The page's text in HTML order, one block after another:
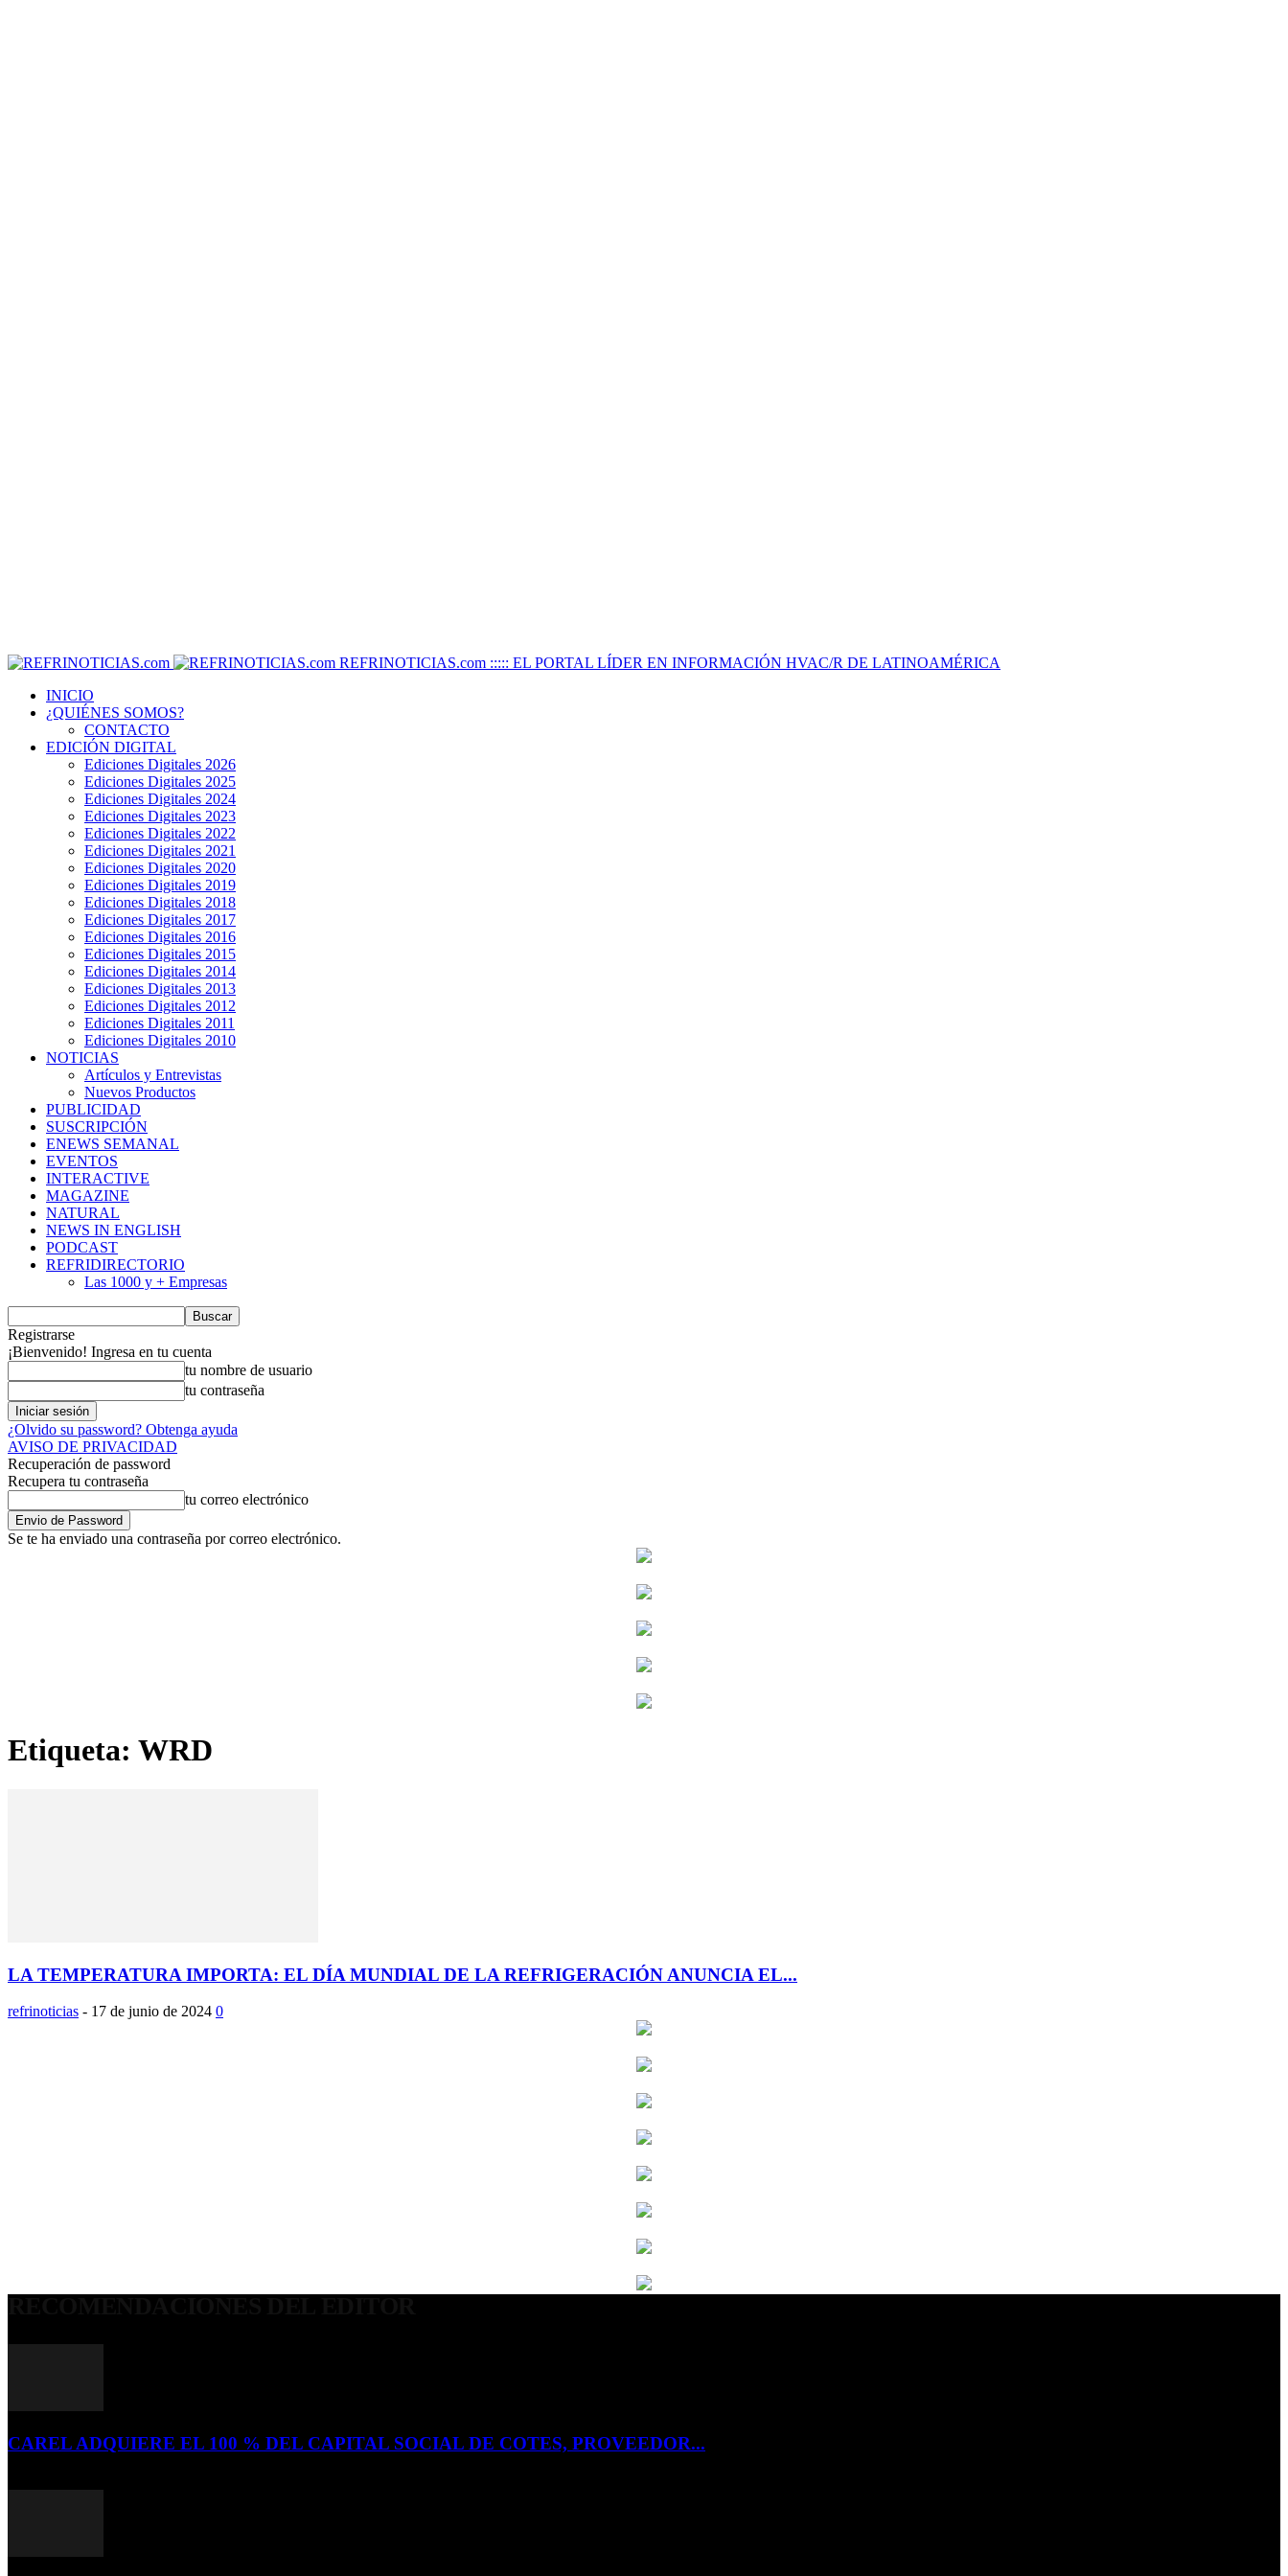
REFRINOTICIAS.com ::::: EL PORTAL LÍDER EN INFORMACIÓN HVAC/R DE LATINOAMÉRICA
INICIO
¿QUIÉNES SOMOS?
CONTACTO
EDICIÓN DIGITAL
Ediciones Digitales 2026
Ediciones Digitales 2025
Ediciones Digitales 2024
Ediciones Digitales 2023
Ediciones Digitales 2022
Ediciones Digitales 2021
Ediciones Digitales 2020
Ediciones Digitales 2019
Ediciones Digitales 2018
Ediciones Digitales 2017
Ediciones Digitales 2016
Ediciones Digitales 2015
Ediciones Digitales 2014
Ediciones Digitales 2013
Ediciones Digitales 2012
Ediciones Digitales 2011
Ediciones Digitales 2010
NOTICIAS
Artículos y Entrevistas
Nuevos Productos
PUBLICIDAD
SUSCRIPCIÓN
ENEWS SEMANAL
EVENTOS
INTERACTIVE
MAGAZINE
NATURAL
NEWS IN ENGLISH
PODCAST
REFRIDIRECTORIO
Las 1000 y + Empresas
Registrarse
¡Bienvenido! Ingresa en tu cuenta
tu nombre de usuario
tu contraseña
¿Olvido su password? Obtenga ayuda
AVISO DE PRIVACIDAD
Recuperación de password
Recupera tu contraseña
tu correo electrónico
Se te ha enviado una contraseña por correo electrónico.
Etiqueta: WRD
LA TEMPERATURA IMPORTA: EL DÍA MUNDIAL DE LA REFRIGERACIÓN ANUNCIA EL...
refrinoticias - 17 de junio de 2024 0
CAREL ADQUIERE EL 100 % DEL CAPITAL SOCIAL DE COTES, PROVEEDOR...